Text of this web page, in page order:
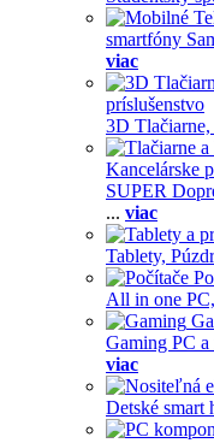
smartfóny
viac
príslušenstvo
3D Tlačiarne,
Kancelárske
SUPER
... viac
Tablety,
All in one PC,
Gaming PC a
viac
Detské smart